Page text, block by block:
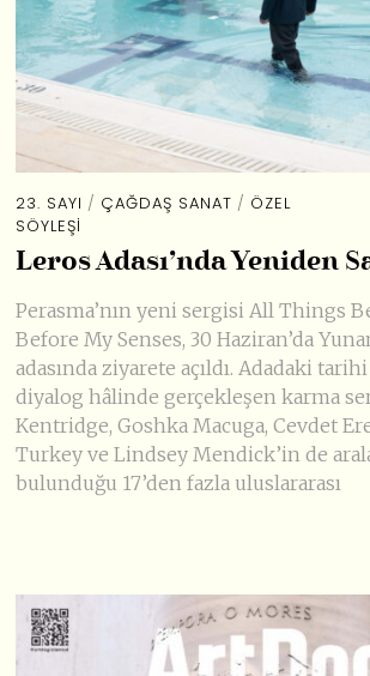
23. SAYI / ÇAĞDAŞ SANAT / ÖZEL
SÖYLEŞI
Leros Adası’nda Yeniden
Perasma’nın yeni sergisi All Things
Before My Senses, 30 Haziran’da
adasında ziyarete açıldı. Adadaki
diyalog hâlinde gerçekleşen karma
Kentridge, Goshka Macuga, Cevdet
Turkey ve Lindsey Mendick’in de
bulunduğu 17’den fazla uluslararası